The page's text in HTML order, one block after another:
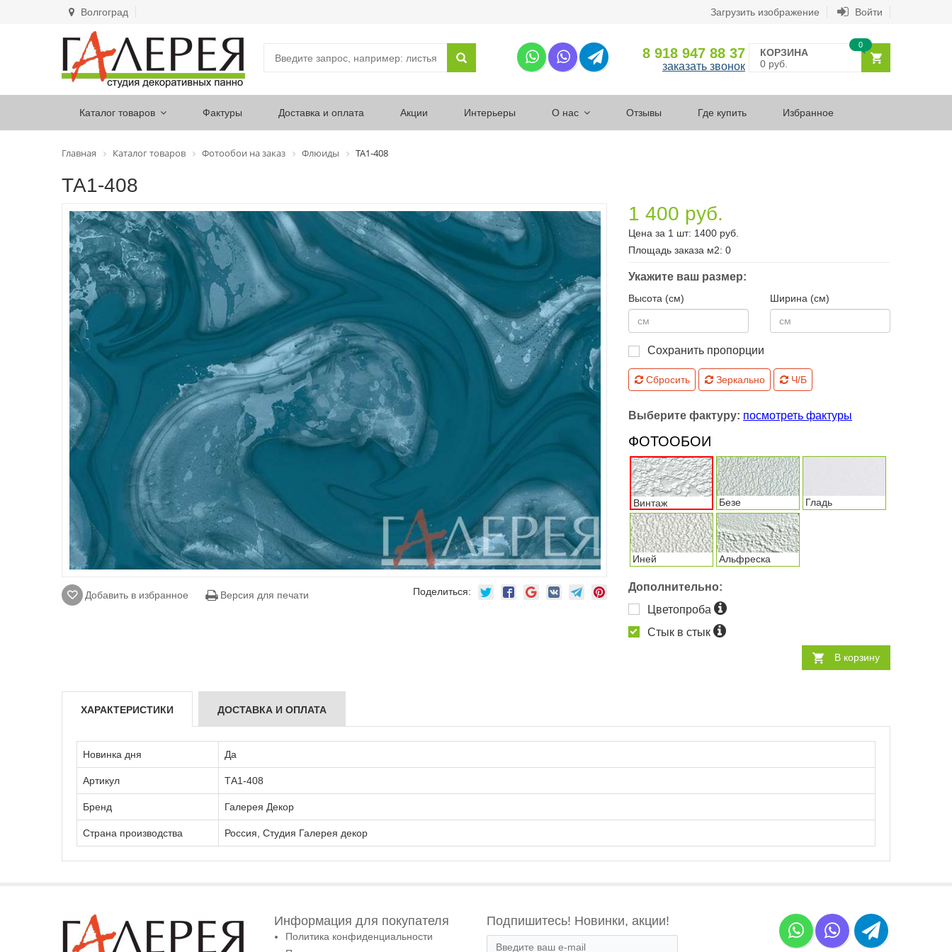
Волгоград Загрузить изображение Войти
8 918 947 88 37
заказать звонок
КОРЗИНА
0 руб.
0
Каталог товаров Фактуры Доставка и оплата Акции Интерьеры О нас Отзывы Где купить Избранное
Главная Каталог товаров Фотообои на заказ Флюиды ТА1-408
ТА1-408
Добавить в избранное Версия для печати Поделиться:
1 400 руб.
Цена за 1 шт: 1400 руб.
Площадь заказа м2: 0
Укажите ваш размер:
Высота (см) Ширина (см)
Сохранить пропорции
Сбросить Зеркально Ч/Б
Выберите фактуру: посмотреть фактуры
ФОТООБОИ
Винтаж Безе Гладь
Иней Альфреска
Дополнительно:
Цветопроба
Стык в стык
В корзину
ХАРАКТЕРИСТИКИ ДОСТАВКА И ОПЛАТА
Новинка дня Да
Артикул ТА1-408
Бренд Галерея Декор
Страна производства Россия, Студия Галерея декор
Информация для покупателя
Политика конфиденциальности
Подпишитесь! Новинки, акции!